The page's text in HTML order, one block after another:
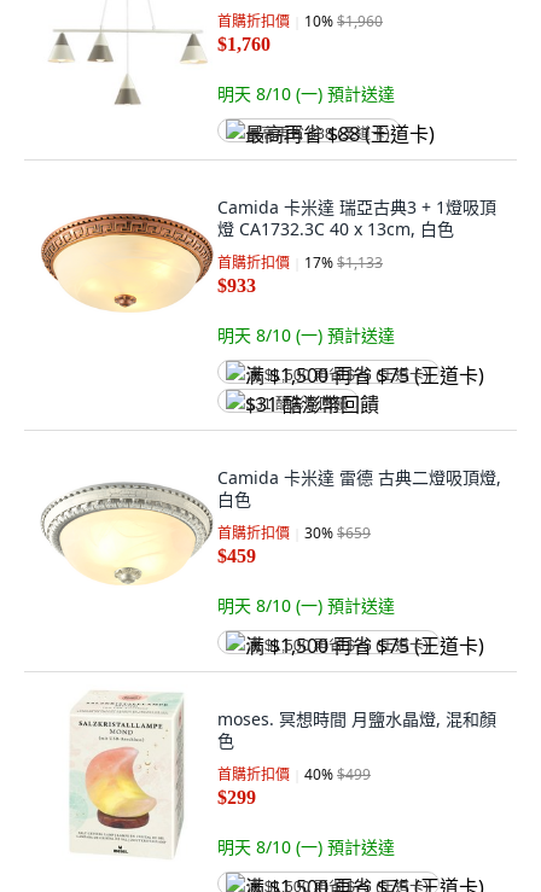
首購折扣價 10%$1,960
$1,760
明天 8/10 (一) 預計送達
最高再省 $88 (王道卡)
Camida 卡米達 瑞亞古典3 + 1燈吸頂
燈 CA1732.3C 40 x 13cm, 白色
首購折扣價 17%$1,133
$933
明天 8/10 (一) 預計送達
满 $1,500 再省 $75 (王道卡)
$31 酷澎幣回饋
Camida 卡米達 雷德 古典二燈吸頂燈,
白色
首購折扣價 30%$659
$459
明天 8/10 (一) 預計送達
满 $1,500 再省 $75 (王道卡)
moses. 冥想時間 月鹽水晶燈, 混和顏
色
首購折扣價 40%$499
$299
明天 8/10 (一) 預計送達
满 $1,500 再省 $75 (王道卡)